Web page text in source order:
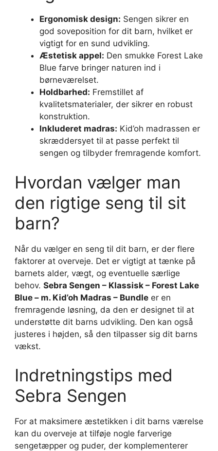
Ergonomisk design: Sengen sikrer en
god soveposition for dit barn, hvilket er
vigtigt for en sund udvikling.
Æstetisk appel: Den smukke Forest Lake
Blue farve bringer naturen ind i
børneværelset.
Holdbarhed: Fremstillet af
kvalitetsmaterialer, der sikrer en robust
konstruktion.
Inkluderet madras: Kid’oh madrassen er
skræddersyet til at passe perfekt til
sengen og tilbyder fremragende komfort.
Hvordan vælger man
den rigtige seng til sit
barn?
Når du vælger en seng til dit barn, er der flere
faktorer at overveje. Det er vigtigt at tænke på
barnets alder, vægt, og eventuelle særlige
behov. Sebra Sengen – Klassisk – Forest Lake
Blue – m. Kid’oh Madras – Bundle er en
fremragende løsning, da den er designet til at
understøtte dit barns udvikling. Den kan også
justeres i højden, så den tilpasser sig dit barns
vækst.
Indretningstips med
Sebra Sengen
For at maksimere æstetikken i dit barns værelse
kan du overveje at tilføje nogle farverige
sengetæpper og puder, der komplementerer